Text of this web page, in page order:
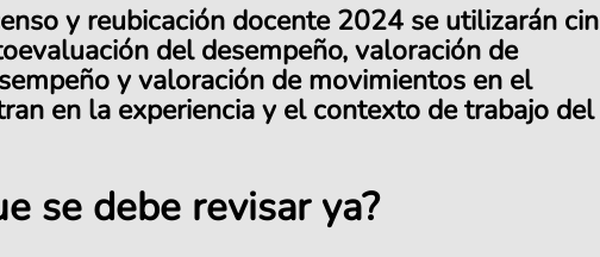
y reubicación docente 2024 se utilizarán
del desempeño, valoración de
y valoración de movimientos en el
en la experiencia y el contexto de trabajo del
se debe revisar ya?